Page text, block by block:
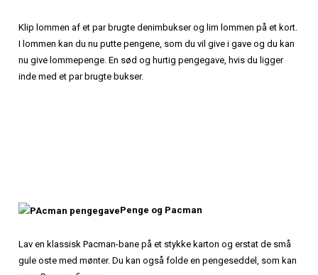
Klip lommen af et par brugte denimbukser og lim lommen på et kort.
I lommen kan du nu putte pengene, som du vil give i gave og du kan
nu give lommepenge. En sød og hurtig pengegave, hvis du ligger
inde med et par brugte bukser.
Penge og Pacman
Lav en klassisk Pacman-bane på et stykke karton og erstat de små
gule oste med mønter. Du kan også folde en pengeseddel, som kan